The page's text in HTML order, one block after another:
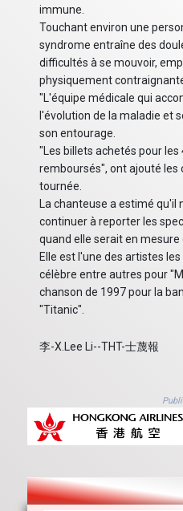
immune.
Touchant environ une
syndrome entraîne des
difficultés à se mouvoir,
physiquement
"L'équipe médicale qui
l'évolution de la maladie et
son entourage.
"Les billets achetés pour
remboursés", ont ajouté les
tournée.
La chanteuse a estimé qu'il
continuer à reporter les
quand elle serait en
Elle est l'une des artistes
célèbre entre autres pour
chanson de 1997 pour la
"Titanic".
李-X.Lee Li--THT-士蔑報